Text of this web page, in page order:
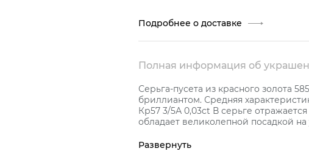
Подробнее о доставке
Полная информация об
Серьга-пусета из красного золота 585 пробы, украшенная
бриллиантом. Средняя
Кр57 3/5А 0,03ct В серьге
обладает великолепной посадкой на
Развернуть